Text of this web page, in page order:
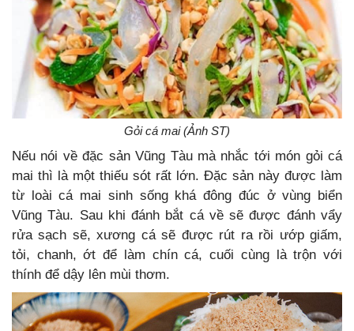
Gỏi cá mai (Ảnh ST)
Nếu nói về đặc sản Vũng Tàu mà nhắc tới món gỏi cá
mai thì là một thiếu sót rất lớn. Đặc sản này được làm
từ loài cá mai sinh sống khá đông đúc ở vùng biển
Vũng Tàu. Sau khi đánh bắt cá về sẽ được đánh vẩy
rửa sạch sẽ, xương cá sẽ được rút ra rồi ướp giấm,
tỏi, chanh, ớt để làm chín cá, cuối cùng là trộn với
thính để dậy lên mùi thơm.